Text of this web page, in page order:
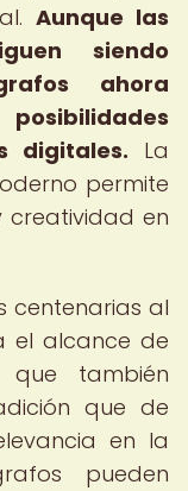
Aunque las
siendo
ahora
digitales. La
permite
creatividad en
centenarias al
el alcance de
también
que de
en la
pueden